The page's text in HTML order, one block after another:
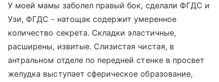
У моей мамы заболел правый бок, сделали ФГДС и
Узи, ФГДС - натощак содержит умеренное
количество секрета. Складки эластичные,
расширены, извитые. Слизистая чистая, в
антральном отделе по передней стенке в просвет
желудка выступает сферическое образование,